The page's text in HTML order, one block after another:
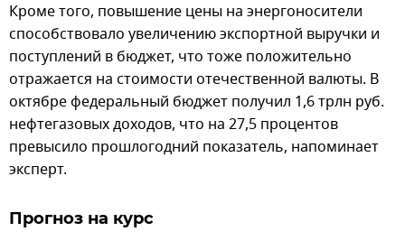
Кроме того, повышение цены на энергоносители
способствовало увеличению экспортной выручки и
поступлений в бюджет, что тоже положительно
отражается на стоимости отечественной валюты. В
октябре федеральный бюджет получил 1,6 трлн руб.
нефтегазовых доходов, что на 27,5 процентов
превысило прошлогодний показатель, напоминает
эксперт.
Прогноз на курс